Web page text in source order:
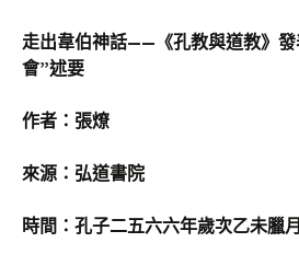
走出韋伯神話——《孔教與道教》
會”述要
作者：張燎
來源：弘道書院
時間：孔子二五六六年歲次乙未臘